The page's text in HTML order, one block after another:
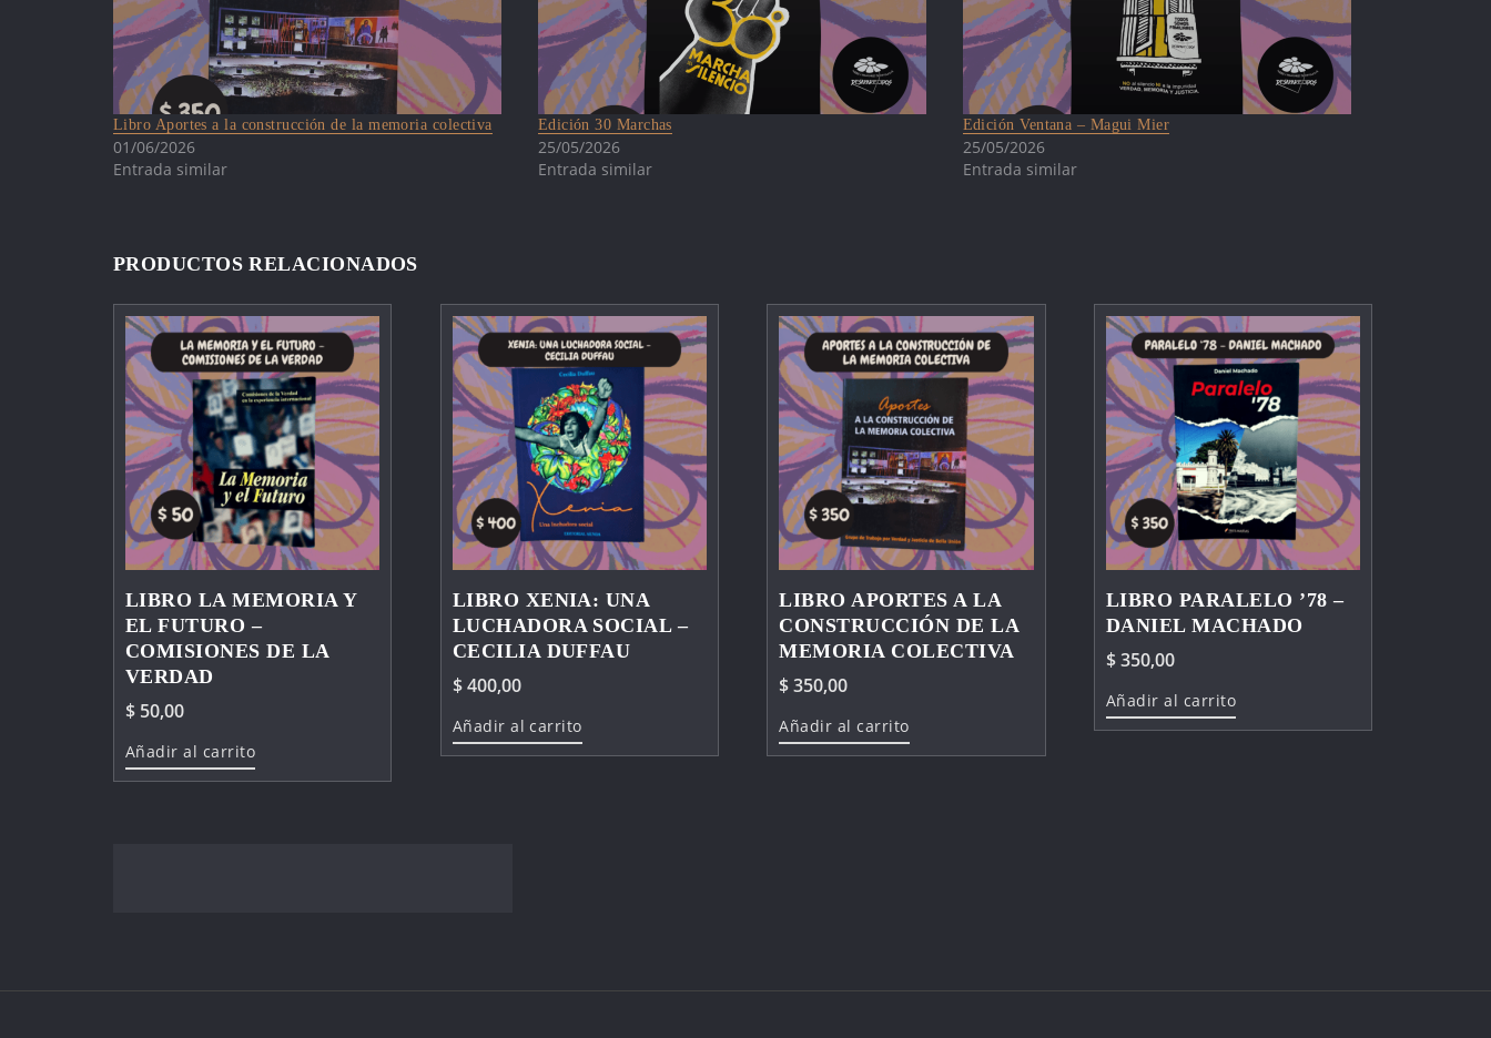
Libro Aportes a la construcción de la memoria colectiva
01/06/2026
Entrada similar
Edición 30 Marchas
25/05/2026
Entrada similar
Edición Ventana – Magui Mier
25/05/2026
Entrada similar
PRODUCTOS RELACIONADOS
LIBRO LA MEMORIA Y
EL FUTURO –
COMISIONES DE LA
VERDAD
$ 50,00
Añadir al carrito
LIBRO XENIA: UNA
LUCHADORA SOCIAL –
CECILIA DUFFAU
$400,00
Añadir al carrito
LIBRO APORTES A LA
CONSTRUCCIÓN DE LA
MEMORIA COLECTIVA
$350,00
Añadir al carrito
LIBRO PARALELO ’78 –
DANIEL MACHADO
$350,00
Añadir al carrito